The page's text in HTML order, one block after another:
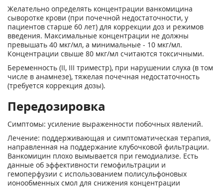
Желательно определять концентрации ванкомицина
сыворотке крови (при почечной недостаточности, у
пациентов старше 60 лет) для коррекции доз и режимов
введения. Максимальные концентрации не должны
превышать 40 мкг/мл, а минимальные - 10 мкг/мл.
Концентрации свыше 80 мкг/мл считаются токсичными.
Беременность (II, III триместр), при нарушении слуха (в том
числе в анамнезе), тяжелая почечная недостаточность
(требуется коррекция дозы).
Передозировка
Симптомы: усиление выраженности побочных явлений.
Лечение: поддерживающая и симптоматическая терапия,
направленная на поддержание клубочковой фильтрации.
Ванкомицин плохо вымывается при гемодиализе. Есть
данные об эффективности гемофильтрации и
гемоперфузии с использованием полисульфоновых
ионообменных смол для снижения концентрации